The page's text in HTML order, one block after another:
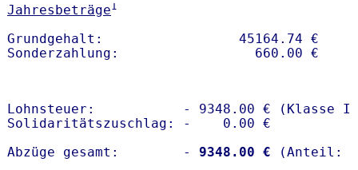
Jahresbeträge1
Grundgehalt:                 45164.74 €
Lohnsteuer:           - 9348.00 € (Klasse I)
Solidaritätszuschlag: -    0.00 €
Abzüge gesamt:        -
9348.00 €